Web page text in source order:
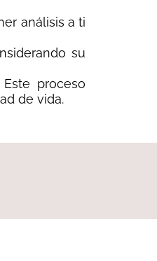
análisis a ti
su
proceso
de vida.